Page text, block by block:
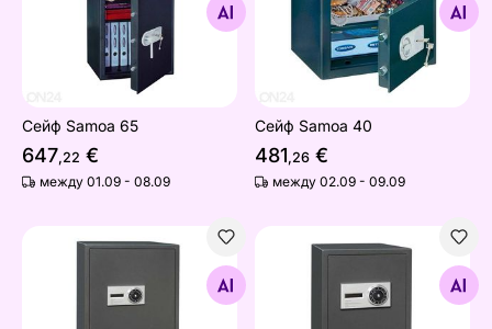
Найдите похожие
Сейф Samoa 65
647,22 €
между 01.09 - 08.09
Найдите похожие
Сейф Samoa 40
481,26 €
между 02.09 - 09.09
Найдите похожие
Сейф Soho 45
Найдите похожие